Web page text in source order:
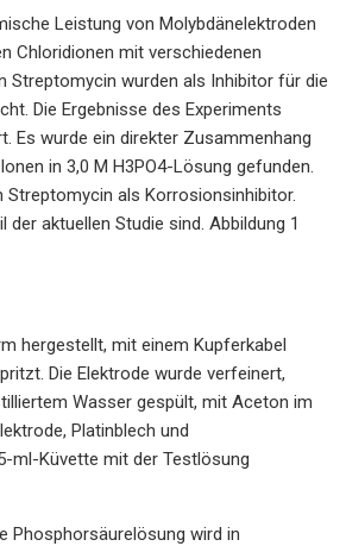
Leistung von Molybdänelektroden
Chloridionen mit verschiedenen
Streptomycin wurden als Inhibitor für die
Die Ergebnisse des Experiments
Es wurde ein direkter Zusammenhang
in 3,0 M H3PO4-Lösung gefunden.
Streptomycin als Korrosionsinhibitor.
aktuellen Studie sind. Abbildung 1
hergestellt, mit einem Kupferkabel
Die Elektrode wurde verfeinert,
Wasser gespült, mit Aceton im
Platinblech und
ml-Küvette mit der Testlösung
Phosphorsäurelösung wird in